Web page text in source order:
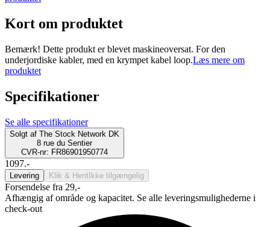
Kort om produktet
Bemærk! Dette produkt er blevet maskineoversat. For den
underjordiske kabler, med en krympet kabel loop.Læs mere om
produktet
Specifikationer
Se alle specifikationer
Solgt af The Stock Network DK
8 rue du Sentier
CVR-nr: FR86901950774
1097.-
Levering Klik & Hent Ikke tilgængelig
Forsendelse fra 29,-
Afhængig af område og kapacitet. Se alle leveringsmulighederne i
check-out